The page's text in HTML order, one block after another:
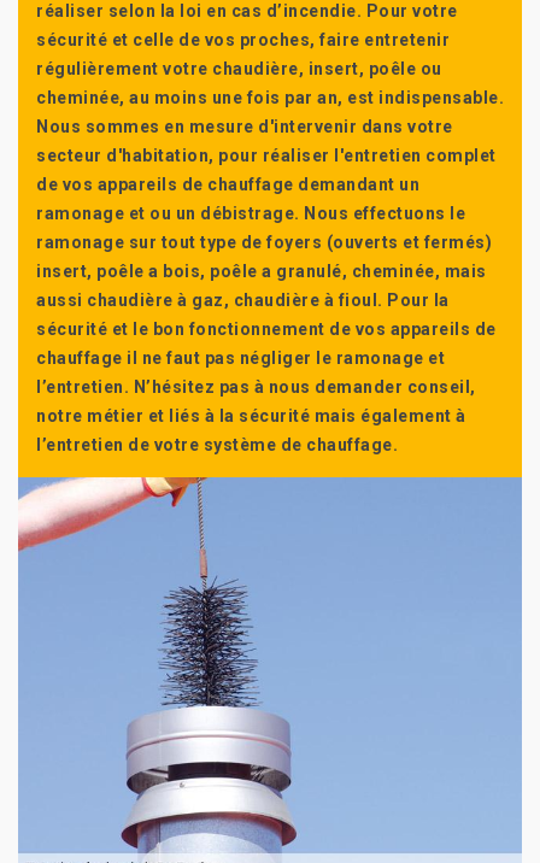
réaliser selon la loi en cas d’incendie. Pour votre
sécurité et celle de vos proches, faire entretenir
régulièrement votre chaudière, insert, poêle ou
cheminée, au moins une fois par an, est indispensable.
Nous sommes en mesure d'intervenir dans votre
secteur d'habitation, pour réaliser l'entretien complet
de vos appareils de chauffage demandant un
ramonage et ou un débistrage. Nous effectuons le
ramonage sur tout type de foyers (ouverts et fermés)
insert, poêle a bois, poêle a granulé, cheminée, mais
aussi chaudière à gaz, chaudière à fioul. Pour la
sécurité et le bon fonctionnement de vos appareils de
chauffage il ne faut pas négliger le ramonage et
l’entretien. N’hésitez pas à nous demander conseil,
notre métier et liés à la sécurité mais également à
l’entretien de votre système de chauffage.